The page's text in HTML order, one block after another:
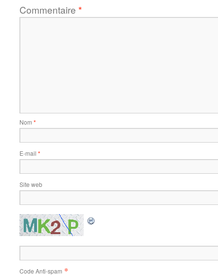
Commentaire *
Nom *
E-mail *
Site web
Code Anti-spam *